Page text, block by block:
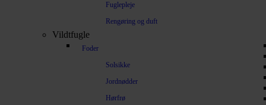
Fuglepleje
Rengøring og duft
Vildtfugle
Foder
Solsikke
Jordnødder
Hørfrø